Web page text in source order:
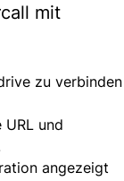
mit
zu verbinden
und
angezeigt